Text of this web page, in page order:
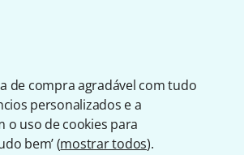
de compra agradável com tudo
personalizados e a
o uso de cookies para
bem’ (mostrar todos).